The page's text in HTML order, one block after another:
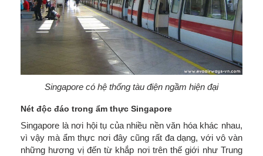
Singapore có hệ thống tàu điện ngầm hiện đại
Nét độc đáo trong ẩm thực Singapore
Singapore là nơi hội tụ của nhiều nền văn hóa khác nhau,
vì vậy mà ẩm thực nơi đây cũng rất đa dạng, với vô vàn
những hương vị đến từ khắp nơi trên thế giới như Trung